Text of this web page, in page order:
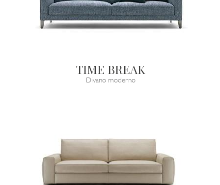
TIME BREAK
Divano moderno